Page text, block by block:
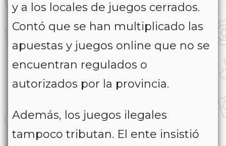
y a los locales de juegos cerrados.
Contó que se han multiplicado las
apuestas y juegos online que no se
encuentran regulados o
autorizados por la provincia.
Además, los juegos ilegales
tampoco tributan. El ente insistió